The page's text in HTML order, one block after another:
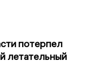
потерпел
летательный